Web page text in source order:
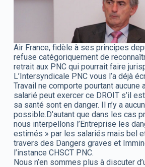
Air France, fidèle à ses principes
refuse catégoriquement de
retrait aux PNC qui pourrait faire
L’Intersyndicale PNC vous l’a déjà
Travail ne comporte pourtant aucune
salarié peut exercer ce DROIT s’il
sa santé sont en danger. Il n’y a
possible.D’autant que dans les cas
nous interpellons l’Entreprise les
estimés » par les salariés mais bel
travers des Dangers graves et
l’instance CHSCT PNC.
Nous n’en sommes plus à discuter